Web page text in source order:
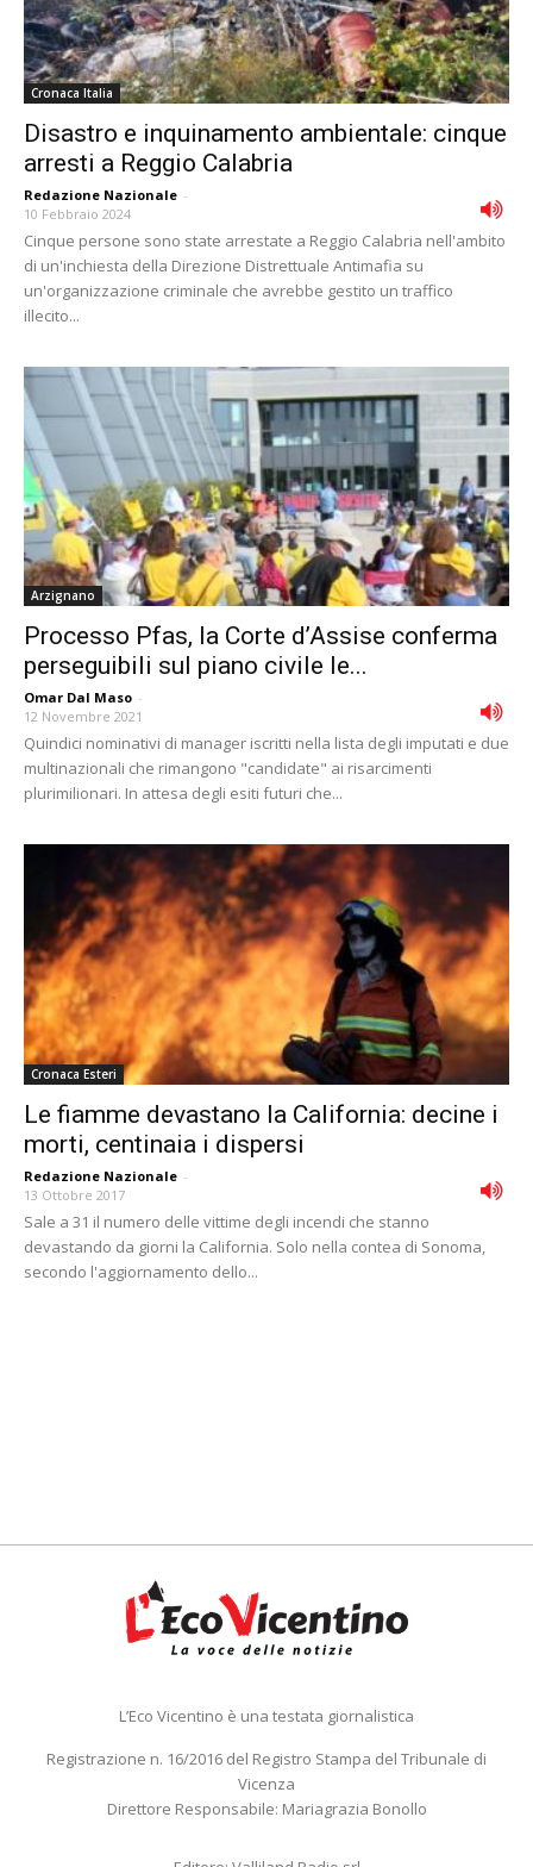
Cronaca Italia
Disastro e inquinamento ambientale: cinque
arresti a Reggio Calabria
Redazione Nazionale -
10 Febbraio 2024
Cinque persone sono state arrestate a Reggio Calabria nell'ambito
di un'inchiesta della Direzione Distrettuale Antimafia su
un'organizzazione criminale che avrebbe gestito un traffico
illecito...
Arzignano
Processo Pfas, la Corte d’Assise conferma
perseguibili sul piano civile le...
Omar Dal Maso -
12 Novembre 2021
Quindici nominativi di manager iscritti nella lista degli imputati e due
multinazionali che rimangono "candidate" ai risarcimenti
plurimilionari. In attesa degli esiti futuri che...
Cronaca Esteri
Le fiamme devastano la California: decine i
morti, centinaia i dispersi
Redazione Nazionale -
13 Ottobre 2017
Sale a 31 il numero delle vittime degli incendi che stanno
devastando da giorni la California. Solo nella contea di Sonoma,
secondo l'aggiornamento dello...
L’Eco Vicentino è una testata giornalistica
Registrazione n. 16/2016 del Registro Stampa del Tribunale di
Vicenza
Direttore Responsabile: Mariagrazia Bonollo